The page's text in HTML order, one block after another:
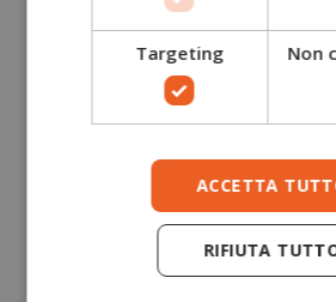
Targeting Non
ACCETTA
RIFIUTA